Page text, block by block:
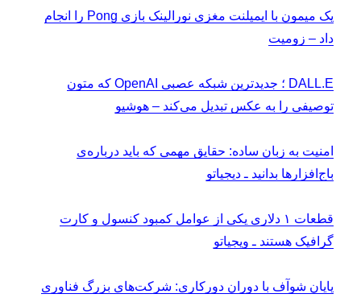
یک میمون با ایمپلنت مغزی نورالینک بازی Pong را انجام
داد – زومیت
DALL.E ؛ جدیدترین شبکه عصبی OpenAI که متون
توصیفی را به عکس تبدیل می‌کند – هوشیو
امنیت به زبان ساده: حقایق مهمی که باید درباره‌ی
باج‌افزارها بدانید ـ دیجیاتو
قطعات ۱ دلاری یکی از عوامل کمبود کنسول و کارت
گرافیک هستند ـ ویجیاتو
پایان شوآف با دوران دورکاری: شرکت‌های بزرگ فناوری